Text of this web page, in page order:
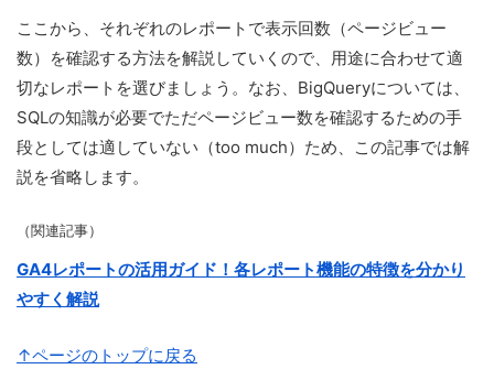
ここから、それぞれのレポートで表示回数（ページビュー
数）を確認する方法を解説していくので、用途に合わせて適
切なレポートを選びましょう。なお、BigQueryについては、
SQLの知識が必要でただページビュー数を確認するための手
段としては適していない（too much）ため、この記事では解
説を省略します。
（関連記事）
GA4レポートの活用ガイド！各レポート機能の特徴を分かり
やすく解説
↑ページのトップに戻る